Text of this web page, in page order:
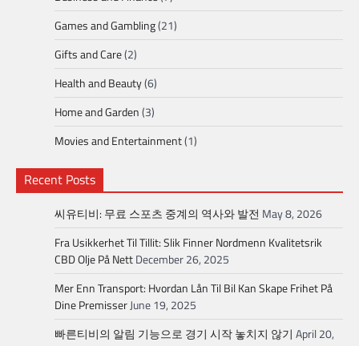
Games and Gambling(21)
Gifts and Care(2)
Health and Beauty(6)
Home and Garden(3)
Movies and Entertainment(1)
Recent Posts
씨유티비: 무료 스포츠 중계의 역사와 발전 May 8, 2026
Fra Usikkerhet Til Tillit: Slik Finner Nordmenn Kvalitetsrik
CBD Olje På NettDecember 26, 2025
Mer Enn Transport: Hvordan Lån Til Bil Kan Skape Frihet På
Dine PremisserJune 19, 2025
빠른티비의 알림 기능으로 경기 시작 놓치지 않기 April 20,